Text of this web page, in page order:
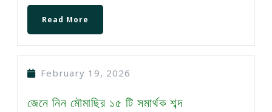
Read More
February 19, 2026
জেনে নিন মৌমাছির ১৫ টি সমার্থক শব্দ